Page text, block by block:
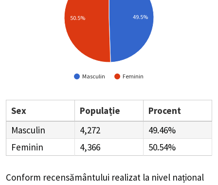
Masculin Feminin
49.5%
50.5%
Sex Populație
Procent
Masculin
4,272
49.46%
Feminin
4,366 50.54%
Conform recensământului realizat la nivel național